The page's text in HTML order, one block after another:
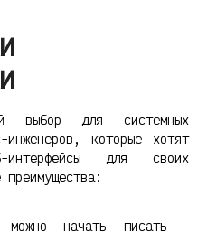
для системных
инженеров, которые хотят
интерфейсы для своих
начать писать